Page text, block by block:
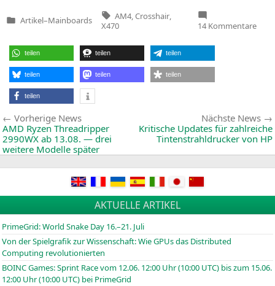
Veröffentlicht
Artikel–Mainboards
Tags:
AM4 Crosshair
X470
14 Kommentarezu
teilen teilen teilen
teilen teilen teilen
teilen
Beitragsnavigation
Vorherige NewsVorherige
News:
AMD Ryzen Threadripper
2990WX ab 13.08. — drei
weitere Modelle später
Nächste News
Kritische Updates für zahlreiche
Tintenstrahldrucker von HP
AKTUELLE ARTIKEL
PrimeGrid: World Snake Day 16.–21. Juli
Von der Spielgrafik zur Wissenschaft: Wie GPUs das Distributed
Computing revolutionierten
BOINCGames: Sprint Race vom 12.06. 12:00 Uhr (10:00 UTC) bis zum 15.06.
12:00 Uhr (10:00 UTC) bei PrimeGrid